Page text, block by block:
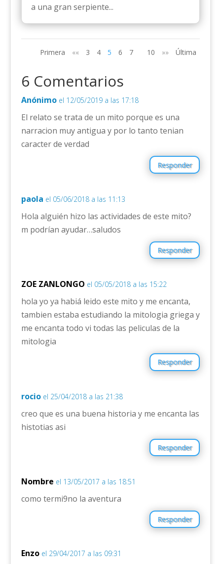
a una gran serpiente...
Primera «« 3 4 5 6 7 10 »» Última
6 Comentarios
Anónimo el 12/05/2019 a las 17:18
El relato se trata de un mito porque es una
narracion muy antigua y por lo tanto tenian
caracter de verdad
Responder
paola el 05/06/2018 a las 11:13
Hola alguién hizo las actividades de este mito?
m podrían ayudar…saludos
Responder
ZOE ZANLONGO el 05/05/2018 a las 15:22
hola yo ya habiá leido este mito y me encanta,
tambien estaba estudiando la mitologia griega y
me encanta todo vi todas las peliculas de la
mitologia
Responder
rocio el 25/04/2018 a las 21:38
creo que es una buena historia y me encanta las
histotias asi
Responder
Nombre el 13/05/2017 a las 18:51
como termi9no la aventura
Responder
Enzo el 29/04/2017 a las 09:31